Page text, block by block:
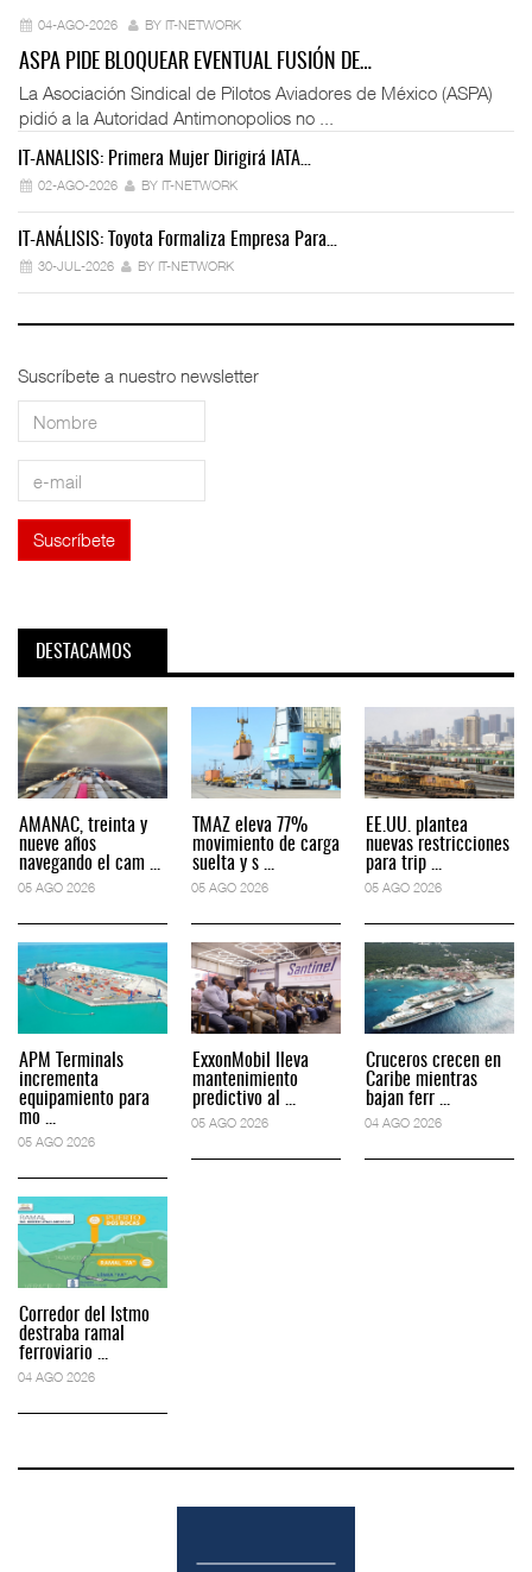
04-AGO-2026 BY IT-NETWORK
ASPA PIDE BLOQUEAR EVENTUAL FUSIÓN DE…
La Asociación Sindical de Pilotos Aviadores de México (ASPA)
pidió a la Autoridad Antimonopolios no ...
IT-ANÁLISIS: Primera Mujer Dirigirá IATA…
02-AGO-2026 BY IT-NETWORK
IT-ANÁLISIS: Toyota Formaliza Empresa Para…
30-JUL-2026 BY IT-NETWORK
Suscríbete a nuestro newsletter
DESTACAMOS
AMANAC, treinta y
nueve años
navegando el cam ...
05 AGO 2026
APM Terminals
incrementa
equipamiento para
mo ...
05 AGO 2026
Corredor del Istmo
destraba ramal
ferroviario ...
04 AGO 2026
TMAZ eleva 77%
movimiento de carga
suelta y s ...
05 AGO 2026
ExxonMobil lleva
mantenimiento
predictivo al ...
05 AGO 2026
EE.UU. plantea
nuevas restricciones
para trip ...
05 AGO 2026
Cruceros crecen en
Caribe mientras
bajan ferr ...
04 AGO 2026